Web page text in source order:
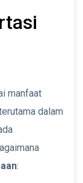
manfaat
dalam
: